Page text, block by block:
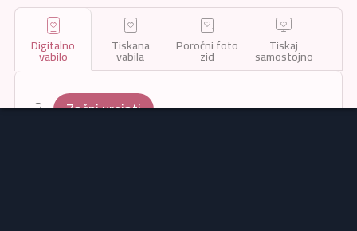
Digitalno
vabilo Tiskana
vabila
Poročni foto
zid
Tiskaj
samostojno
Začni urejati